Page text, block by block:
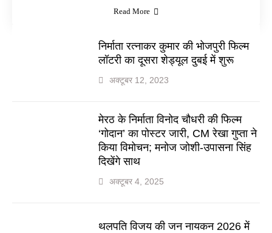
Read More
निर्माता रत्नाकर कुमार की भोजपुरी फिल्म
लॉटरी का दूसरा शेड्यूल दुबई में शुरू
अक्टूबर 12, 2023
मेरठ के निर्माता विनोद चौधरी की फिल्म
‘गोदान’ का पोस्टर जारी, CM रेखा गुप्ता ने
किया विमोचन; मनोज जोशी-उपासना सिंह
दिखेंगे साथ
अक्टूबर 4, 2025
थलपति विजय की जन नायकन 2026 में